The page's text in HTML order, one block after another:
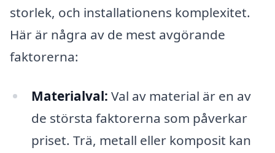
storlek, och installationens komplexitet.
Här är några av de mest avgörande
faktorerna:
Materialval: Val av material är en av
de största faktorerna som påverkar
priset. Trä, metall eller komposit kan